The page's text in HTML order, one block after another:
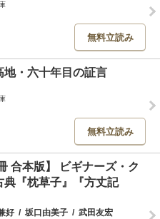
無料立読み
地・六十年目の証言
無料立読み
合本版】 ビギナーズ・ク
典『枕草子』『方丈記
好 / 坂口由美子 / 武田友宏